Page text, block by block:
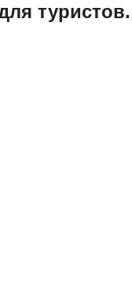
туристов.